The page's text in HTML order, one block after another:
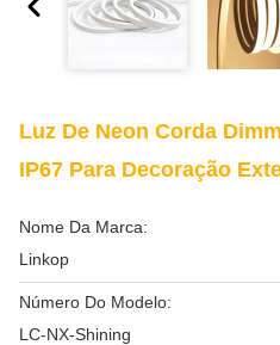
Luz De Neon Corda
IP67 Para Decoração
Nome Da Marca:
Linkop
Número Do Modelo:
LC-NX-Shining